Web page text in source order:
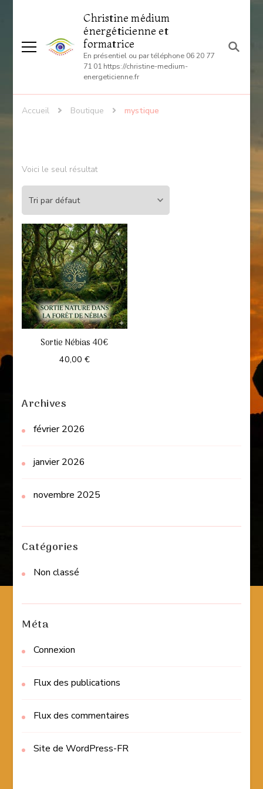
Christine médium
énergéticienne et
formatrice
En présentiel ou par téléphone 06 20 77
71 01 https://christine-medium-
energeticienne.fr
Accueil Boutique mystique
Voici le seul résultat
Sortie Nébias 40€
40,00 €
Archives
février 2026
janvier 2026
novembre 2025
Catégories
Non classé
Méta
Connexion
Flux des publications
Flux des commentaires
Site de WordPress-FR